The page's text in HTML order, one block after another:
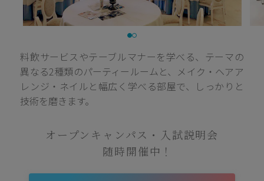
料飲サービスやテーブルマナーを学べる、テーマの
異なる2種類のパーティールームと、メイク・ヘアア
レンジ・ネイルと幅広く学べる部屋で、しっかりと
技術を磨きます。
オープンキャンパス・入試説明会
随時開催中！